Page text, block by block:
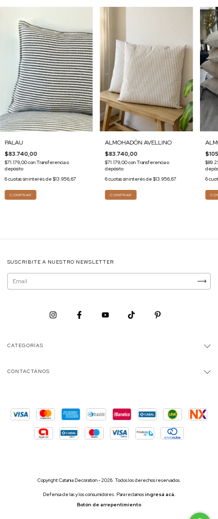
PALAU
$83.740,00
$71.179,00conTransferencia o
depósito
6cuotas sin interés de$13.956,67
ALMOHADÓN AVELLINO
$83.740,00
$71.179,00conTransferencia o
depósito
6cuotas sin interés de$13.956,67
COMPRAR
6
SUSCRIBITE A NUESTRO NEWSLETTER
CATEGORÍAS
CONTACTÁNOS
Copyright Catania Decoration - 2026. Todos los derechos reservados.
Defensa de las y los consumidores. Para reclamosingresá acá.
Botón de arrepentimiento